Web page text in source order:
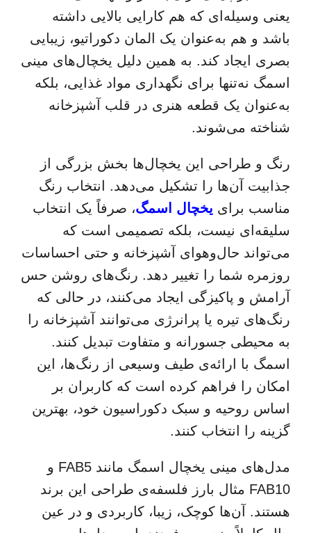
یعنی وسیله‌ای که هم کارایی بالایی داشته
باشد و هم به‌عنوان یک المان دکوراتیو، زیبایی
بصری ایجاد کند. به همین دلیل یخچال‌های مینی
اسمگ نه‌تنها برای نگهداری مواد غذایی، بلکه
به‌عنوان یک قطعه هنری در قلب آشپزخانه
شناخته می‌شوند.
رنگ و طراحی این یخچال‌ها بخش بزرگی از
جذابیت آن‌ها را تشکیل می‌دهد. انتخاب رنگ
مناسب برای یخچال اسمگ، صرفاً یک انتخاب
سلیقه‌ای نیست، بلکه تصمیمی است که
می‌تواند حال‌وهوای آشپزخانه و حتی احساسات
روزمره شما را تغییر دهد. رنگ‌های روشن حس
آرامش و پاکیزگی ایجاد می‌کنند، در حالی که
رنگ‌های تیره یا پرانرژی می‌توانند آشپزخانه را
به محیطی جسورانه و متفاوت تبدیل کنند.
اسمگ با ارائه‌ی طیف وسیعی از رنگ‌ها، این
امکان را فراهم کرده است که کاربران بر
اساس روحیه و سبک دکوراسیون خود، بهترین
گزینه را انتخاب کنند.
مدل‌های مینی یخچال اسمگ مانند FAB5 و
FAB10 مثال بارز فلسفه‌ی طراحی این برند
هستند. آن‌ها کوچک، زیبا، کاربردی و در عین